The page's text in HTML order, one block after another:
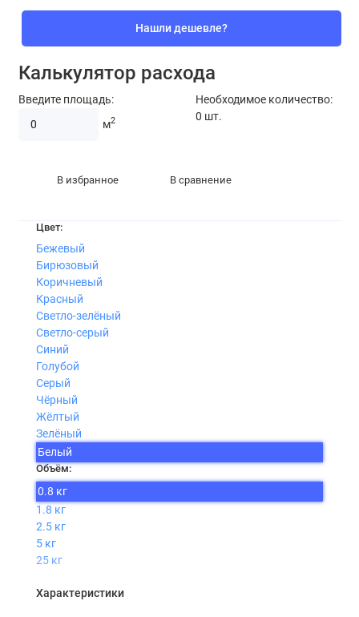
Нашли дешевле?
Калькулятор расхода
Введите площадь:
м2
Необходимое количество:
0 шт.
В избранное В сравнение
Цвет:
Бежевый
Бирюзовый
Коричневый
Красный
Светло-зелёный
Светло-серый
Синий
Голубой
Серый
Чёрный
Жёлтый
Зелёный
Белый
Объём:
0.8 кг
1.8 кг
2.5 кг
5 кг
25 кг
Характеристики